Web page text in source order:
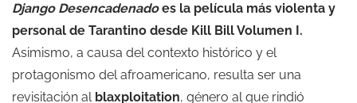
Django Desencadenadoes la película más violenta y
personal de Tarantino desde Kill Bill Volumen I.
Asimismo, a causa del contexto histórico y el
protagonismo del afroamericano, resulta ser una
revisitación al blaxploitation, género al que rindió